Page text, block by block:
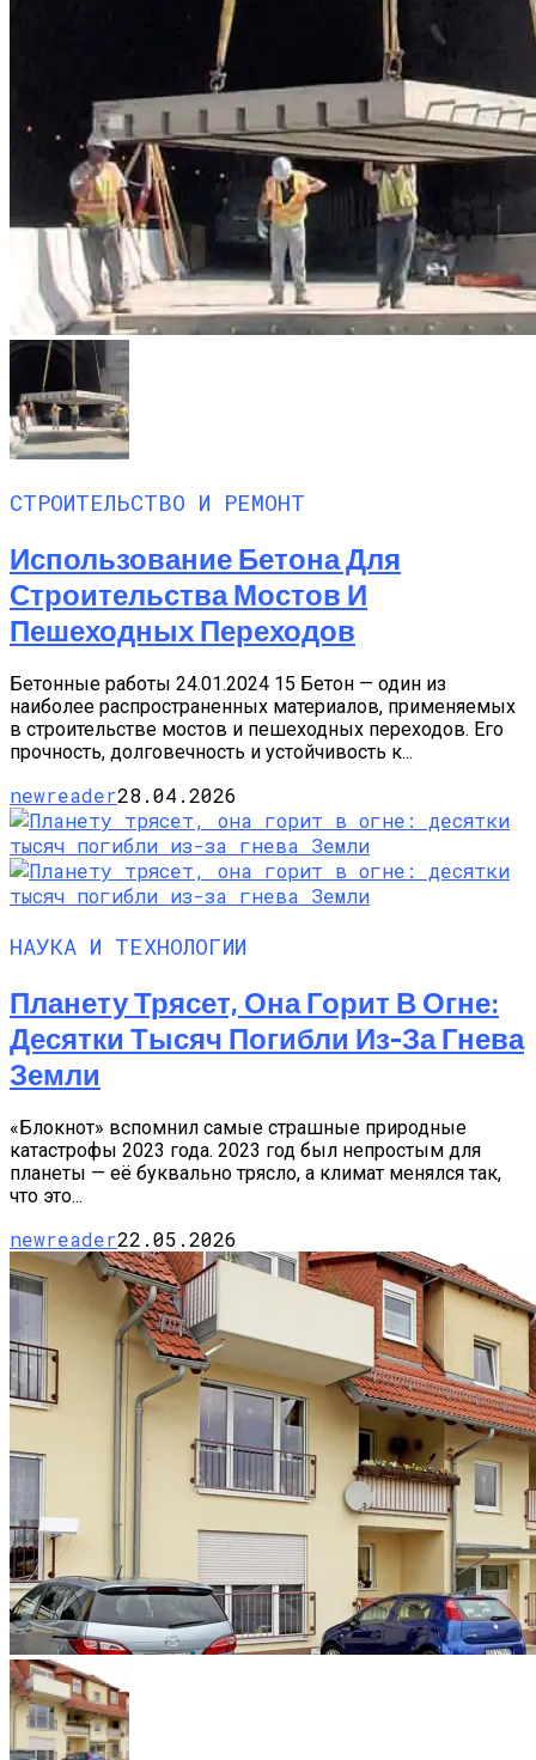
СТРОИТЕЛЬСТВО И РЕМОНТ
Использование Бетона Для
Строительства Мостов И
Пешеходных Переходов
Бетонные работы 24.01.2024 15 Бетон — один из
наиболее распространенных материалов, применяемых
в строительстве мостов и пешеходных переходов. Его
прочность, долговечность и устойчивость к...
newreader28.04.2026
НАУКА И ТЕХНОЛОГИИ
Планету Трясет, Она Горит В Огне:
Десятки Тысяч Погибли Из-За Гнева
Земли
«Блокнот» вспомнил самые страшные природные
катастрофы 2023 года. 2023 год был непростым для
планеты — её буквально трясло, а климат менялся так,
что это...
newreader22.05.2026